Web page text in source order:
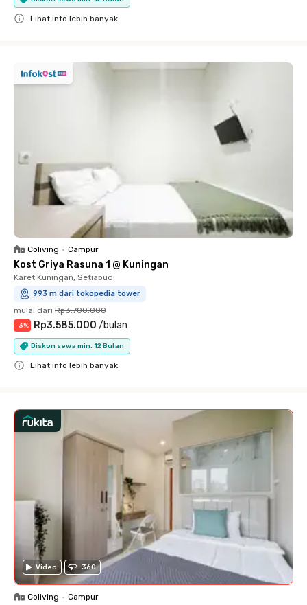
Lihat info lebih banyak
Coliving • Campur
Kost Griya Rasuna 1 @ Kuningan
Karet Kuningan, Setiabudi
993 m dari tokopedia tower
mulai dari Rp3.700.000
-3% Rp3.585.000 /bulan
Diskon sewa min. 12 Bulan
Lihat info lebih banyak
Video 360
Coliving • Campur